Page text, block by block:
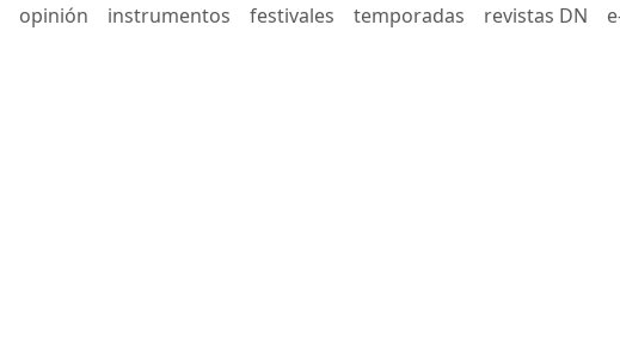
opinión instrumentos festivales temporadas revistas DN